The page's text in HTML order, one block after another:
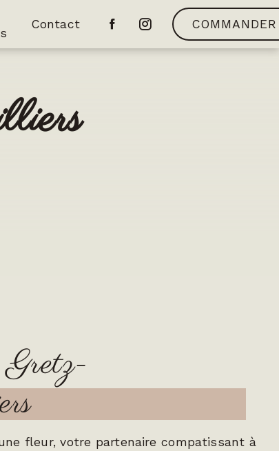
Contact COMMANDER
fleur, votre partenaire compatissant à